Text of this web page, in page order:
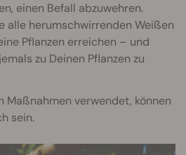
einen Befall abzuwehren.
alle herumschwirrenden Weißen
Pflanzen erreichen – und
zu Deinen Pflanzen zu
Maßnahmen verwendet, können
sein.